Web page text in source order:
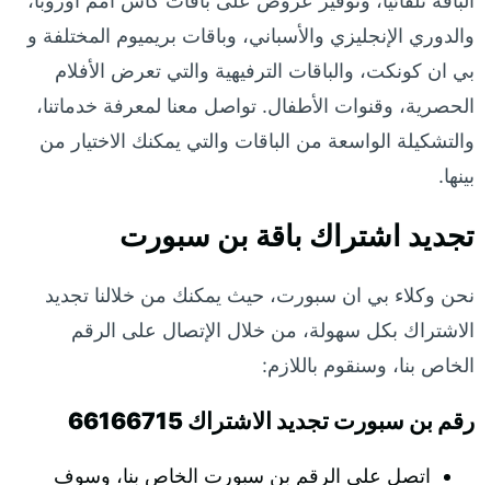
والدوري الإنجليزي والأسباني، وباقات بريميوم المختلفة و
بي ان كونكت، والباقات الترفيهية والتي تعرض الأفلام
الحصرية، وقنوات الأطفال. تواصل معنا لمعرفة خدماتنا،
والتشكيلة الواسعة من الباقات والتي يمكنك الاختيار من
بينها.
تجديد اشتراك باقة بن سبورت
نحن وكلاء بي ان سبورت، حيث يمكنك من خلالنا تجديد
الاشتراك بكل سهولة، من خلال الإتصال على الرقم
الخاص بنا، وسنقوم باللازم:
رقم بن سبورت تجديد الاشتراك 66166715
اتصل على الرقم بن سبورت الخاص بنا، وسوف